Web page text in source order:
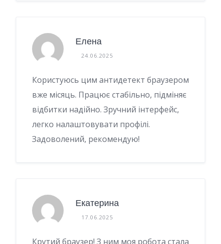
Елена
24.06.2025
Користуюсь цим антидетект браузером
вже місяць. Працює стабільно, підміняє
відбитки надійно. Зручний інтерфейс,
легко налаштовувати профілі.
Задоволений, рекомендую!
Екатерина
17.06.2025
Крутий браузер! З ним моя робота стала